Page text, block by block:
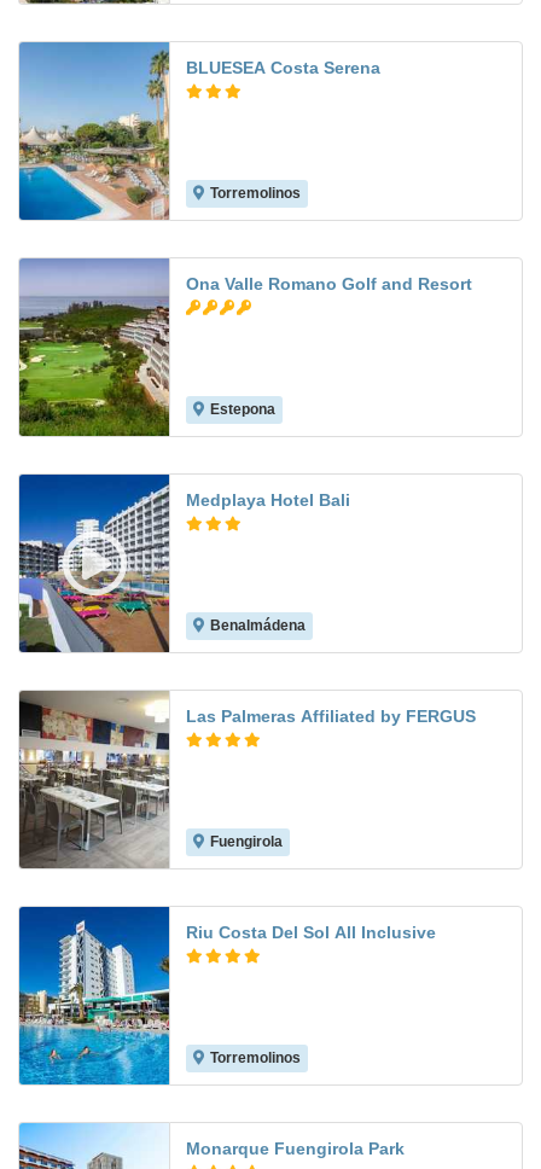
BLUESEA Costa Serena
Torremolinos
Ona Valle Romano Golf and Resort
Estepona
Medplaya Hotel Bali
Benalmádena
Las Palmeras Affiliated by FERGUS
Fuengirola
Riu Costa Del Sol All Inclusive
Torremolinos
Monarque Fuengirola Park